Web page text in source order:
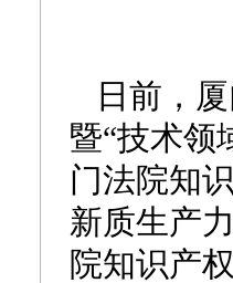
日前，厦
暨“技术领
门法院知
新质生产
院知识产